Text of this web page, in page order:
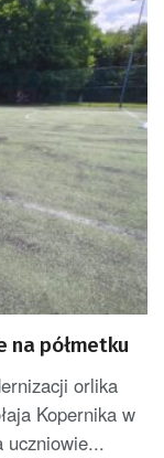
na półmetku
orlika
Kopernika w
uczniowie...